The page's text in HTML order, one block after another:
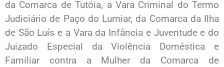
da Comarca de Tutóia, a Vara Criminal do Termo
Judiciário de Paço do Lumiar, da Comarca da Ilha
de São Luís e a Vara da Infância e Juventude e do
Juizado Especial da Violência Doméstica e
Familiar contra a Mulher da Comarca de